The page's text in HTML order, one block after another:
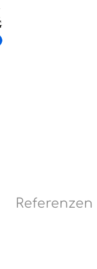
Referenzen